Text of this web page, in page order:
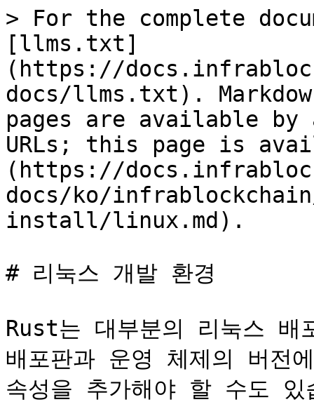
> For the complete
[llms.txt]
(https://
docs/llms.txt).
pages are available by
URLs; this page is
(https://
docs/ko/
install/linux.md).
# 리눅스 개발 환경
Rust는 대부분의 리눅스 배
배포판과 운영 체제의 버전
속성을 추가해야 할 수도